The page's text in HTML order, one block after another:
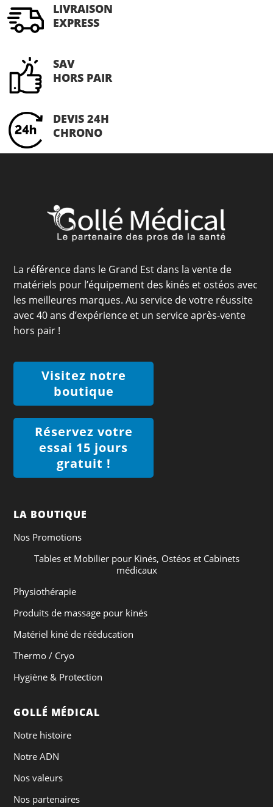
LIVRAISON
EXPRESS
SAV
HORS PAIR
DEVIS 24H
CHRONO
La référence dans le Grand Est dans la vente de
matériels pour l’équipement des kinés et ostéos avec
les meilleures marques. Au service de votre réussite
avec 40 ans d’expérience et un service après-vente
hors pair !
Visitez notre
boutique
Réservez votre
essai 15 jours
gratuit !
LA BOUTIQUE
Nos Promotions
Tables et Mobilier pour Kinés, Ostéos et Cabinets
médicaux
Physiothérapie
Produits de massage pour kinés
Matériel kiné de rééducation
Thermo / Cryo
Hygiène & Protection
GOLLÉ MÉDICAL
Notre histoire
Notre ADN
Nos valeurs
Nos partenaires